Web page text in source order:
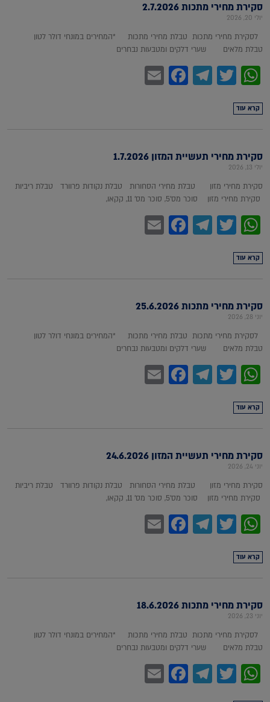
סקירת מחירי מתכות 2.7.2026
יולי 20, 2026
לסקירת מחירי מתכות טבלת מחירי מתכות *המחירים במונחי דולר לטון
טבלת מלאים שערי דלקים ומטבעות נבחרים
WhatsApp
Twitter
Telegram
Facebook
קרא עוד
סקירת מחירי תעשיית המזון 1.7.2026
יולי 13, 2026
סקירת מחירי מזון טבלת מחירי הסחורות טבלת נקודות פרוורד טבלת ריביות
סקירת מחירי מזון סוכר מס'5, סוכר מס' 11, קקאו,
WhatsApp
Twitter
Telegram
Facebook
קרא עוד
סקירת מחירי מתכות 25.6.2026
יוני 28, 2026
לסקירת מחירי מתכות טבלת מחירי מתכות *המחירים במונחי דולר לטון
טבלת מלאים שערי דלקים ומטבעות נבחרים
WhatsApp
Twitter
Telegram
Facebook
קרא עוד
סקירת מחירי תעשיית המזון 24.6.2026
יוני 24, 2026
סקירת מחירי מזון טבלת מחירי הסחורות טבלת נקודות פרוורד טבלת ריביות
סקירת מחירי מזון סוכר מס'5, סוכר מס' 11, קקאו,
WhatsApp
Twitter
Telegram
Facebook
קרא עוד
סקירת מחירי מתכות 18.6.2026
יוני 23, 2026
לסקירת מחירי מתכות טבלת מחירי מתכות *המחירים במונחי דולר לטון
טבלת מלאים שערי דלקים ומטבעות נבחרים
WhatsApp
Twitter
Telegram
Facebook